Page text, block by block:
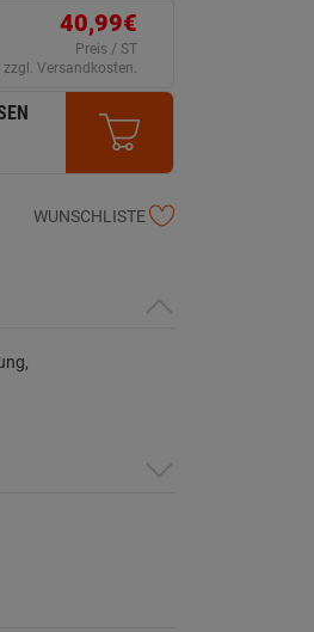
40,99€
Preis / ST
Versandkosten.
WUNSCHLISTE